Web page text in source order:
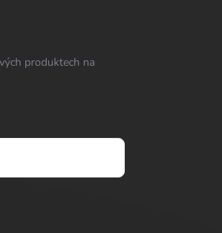
produktech na